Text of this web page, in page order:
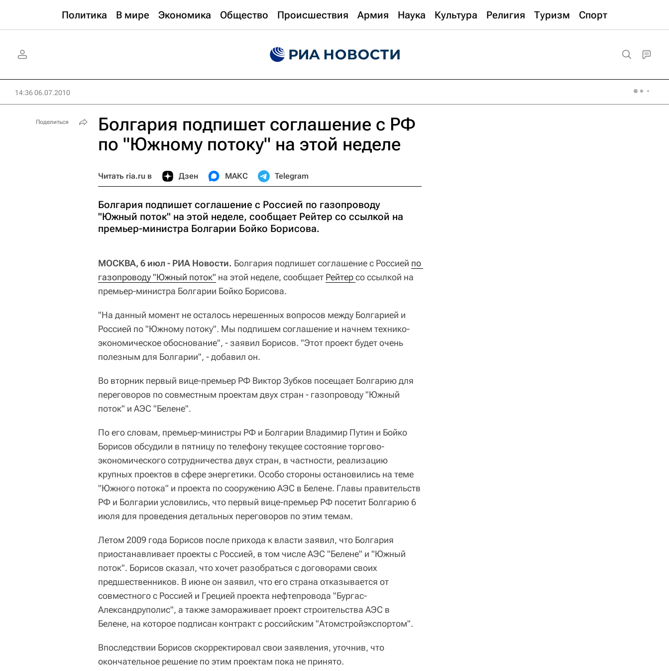
Политика В мире Экономика Общество Происшествия Армия Наука Культура Религия Туризм Спорт
14:36 06.07.2010
Болгария подпишет соглашение с РФ
по "Южному потоку" на этой неделе
Читать ria.ru в Дзен МАКС Telegram
Болгария подпишет соглашение с Россией по газопроводу
"Южный поток" на этой неделе, сообщает Рейтер со ссылкой на
премьер-министра Болгарии Бойко Борисова.
МОСКВА, 6 июл - РИА Новости. Болгария подпишет соглашение с Россией по
газопроводу "Южный поток" на этой неделе, сообщает Рейтер со ссылкой на
премьер-министра Болгарии Бойко Борисова.
"На данный момент не осталось нерешенных вопросов между Болгарией и
Россией по "Южному потоку". Мы подпишем соглашение и начнем технико-
экономическое обоснование", - заявил Борисов. "Этот проект будет очень
полезным для Болгарии", - добавил он.
Во вторник первый вице-премьер РФ Виктор Зубков посещает Болгарию для
переговоров по совместным проектам двух стран - газопроводу "Южный
поток" и АЭС "Белене".
По его словам, премьер-министры РФ и Болгарии Владимир Путин и Бойко
Борисов обсудили в пятницу по телефону текущее состояние торгово-
экономического сотрудничества двух стран, в частности, реализацию
крупных проектов в сфере энергетики. Особо стороны остановились на теме
"Южного потока" и проекта по сооружению АЭС в Белене. Главы правительств
РФ и Болгарии условились, что первый вице-премьер РФ посетит Болгарию 6
июля для проведения детальных переговоров по этим темам.
Летом 2009 года Борисов после прихода к власти заявил, что Болгария
приостанавливает проекты с Россией, в том числе АЭС "Белене" и "Южный
поток". Борисов сказал, что хочет разобраться с договорами своих
предшественников. В июне он заявил, что его страна отказывается от
совместного с Россией и Грецией проекта нефтепровода "Бургас-
Александруполис", а также замораживает проект строительства АЭС в
Белене, на которое подписан контракт с российским "Атомстройэкспортом".
Впоследствии Борисов скорректировал свои заявления, уточнив, что
окончательное решение по этим проектам пока не принято.
Поделиться